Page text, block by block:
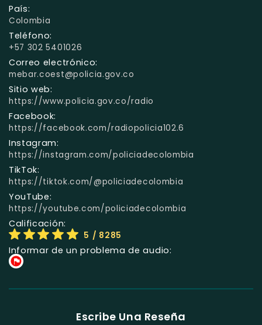
País:
Colombia
Teléfono:
+57 302 5401026
Correo electrónico:
mebar.coest@policia.gov.co
Sitio web:
https://www.policia.gov.co/radio
Facebook:
https://facebook.com/radiopolicia102.6
Instagram:
https://instagram.com/policiadecolombia
TikTok:
https://tiktok.com/@policiadecolombia
YouTube:
https://youtube.com/policiadecolombia
Calificación:
5 / 8285
Informar de un problema de audio:
Escribe Una Reseña